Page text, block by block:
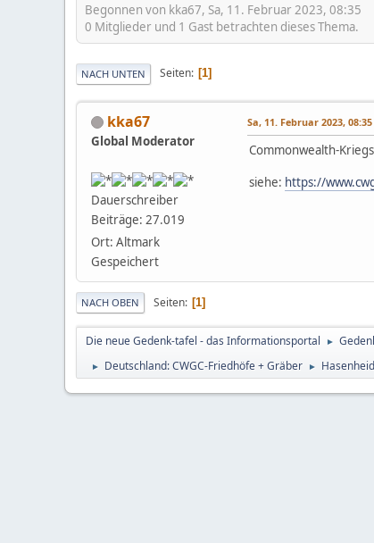
Begonnen von kka67, Sa, 11. Februar 2023, 08:35
0 Mitglieder und 1 Gast betrachten dieses Thema.
NACH UNTEN Seiten 1
kka67
Global Moderator
Dauerschreiber
Beiträge: 27.019
Ort: Altmark
Gespeichert
Sa, 11. Februar 2023, 08:35
Commonwealth-
siehe: https://
NACH OBEN Seiten 1
Die neue Gedenk-tafel - das Informationsportal ►
► Deutschland: CWGC-Friedhöfe + Gräber ►